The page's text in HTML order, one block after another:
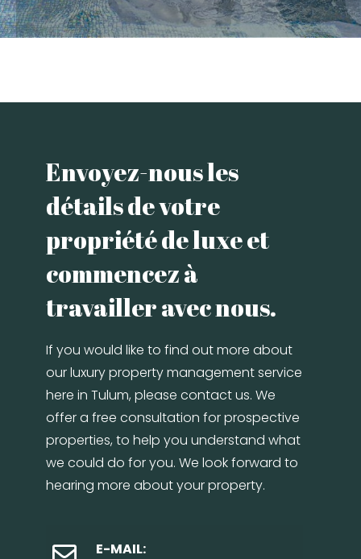
Envoyez-nous les
détails de votre
propriété de luxe et
commencez à
travailler avec nous.
If you would like to find out more about
our luxury property management service
here in Tulum, please contact us. We
offer a free consultation for prospective
properties, to help you understand what
we could do for you. We look forward to
hearing more about your property.
E-MAIL: